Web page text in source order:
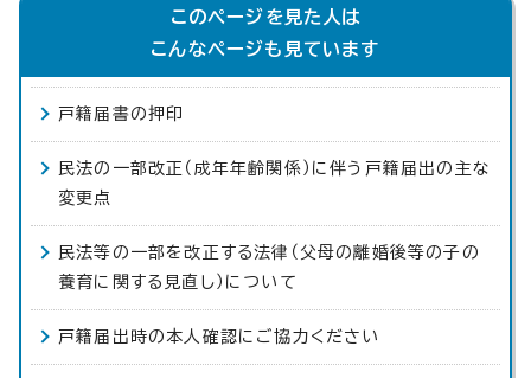
このページを見た人は
こんなページも見ています
戸籍届書の押印
民法の一部改正（成年年齢関係）に伴う戸籍届出の主な
変更点
民法等の一部を改正する法律（父母の離婚後等の子の
養育に関する見直し）について
戸籍届出時の本人確認にご協力ください